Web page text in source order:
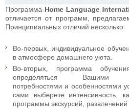
Программа Home Language
отличается от программ,
Принципиальных отличий несколько:
Во-первых, индивидуальное
в атмосфере домашнего уюта.
Во-вторых, программа
определяться Вашими
потребностями и особенностями
сами выберете интенсивность,
программы экскурсий, развлечений